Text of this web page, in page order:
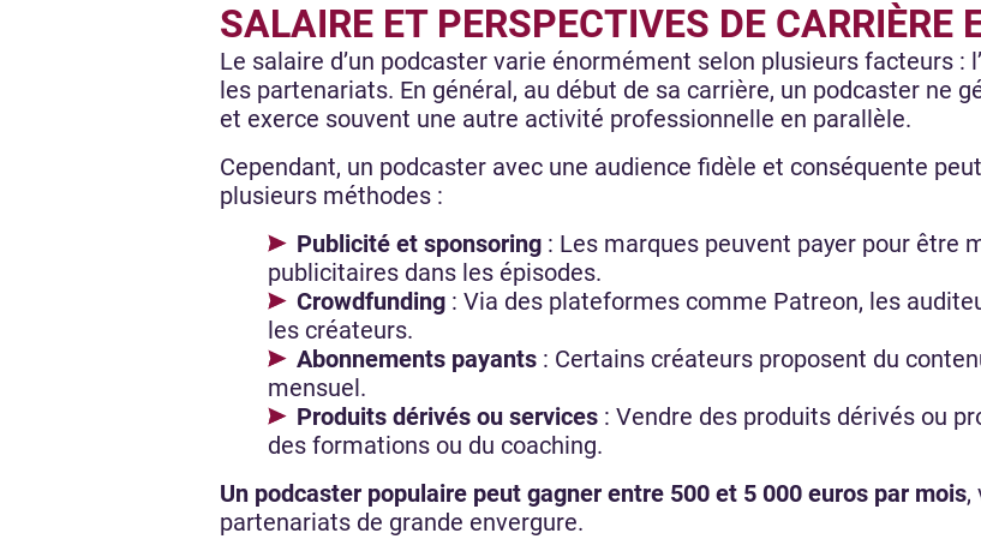
SALAIRE ET PERSPECTIVES DE CARRIÈRE
Le salaire d’un podcaster varie énormément selon plusieurs facteurs :
les partenariats. En général, au début de sa carrière, un podcaster ne
et exerce souvent une autre activité professionnelle en parallèle.
Cependant, un podcaster avec une audience fidèle et conséquente
plusieurs méthodes :
Publicité et sponsoring : Les marques peuvent payer pour être
publicitaires dans les épisodes.
Crowdfunding : Via des plateformes comme Patreon, les
les créateurs.
Abonnements payants : Certains créateurs proposent du
mensuel.
Produits dérivés ou services : Vendre des produits dérivés ou
des formations ou du coaching.
Un podcaster populaire peut gagner entre 500 et 5 000 euros par mois,
partenariats de grande envergure.